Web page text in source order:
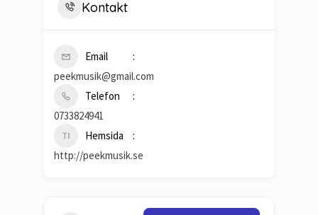
Kontakt
Email
peekmusik@gmail.com
Telefon
0733824941
Hemsida
http://peekmusik.se